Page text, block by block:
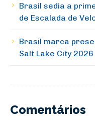
Brasil sedia a
de Escalada de
Brasil marca
Salt Lake City 2026
Comentários